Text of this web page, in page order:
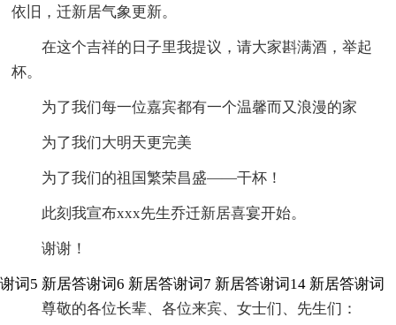
依旧，迁新居气象更新。
在这个吉祥的日子里我提议，请大家斟满酒，举起
杯。
为了我们每一位嘉宾都有一个温馨而又浪漫的家
为了我们大明天更完美
为了我们的祖国繁荣昌盛——干杯！
此刻我宣布xxx先生乔迁新居喜宴开始。
谢谢！
谢词5
尊敬的各位长辈、各位来宾、女士们、先生们：
新居答谢词6 新居答谢词7 新居答谢词14 新居答谢词